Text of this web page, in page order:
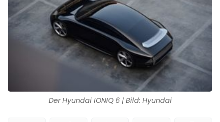
Kontakt
Impressum
Der Hyundai IONIQ 6 | Bild: Hyundai